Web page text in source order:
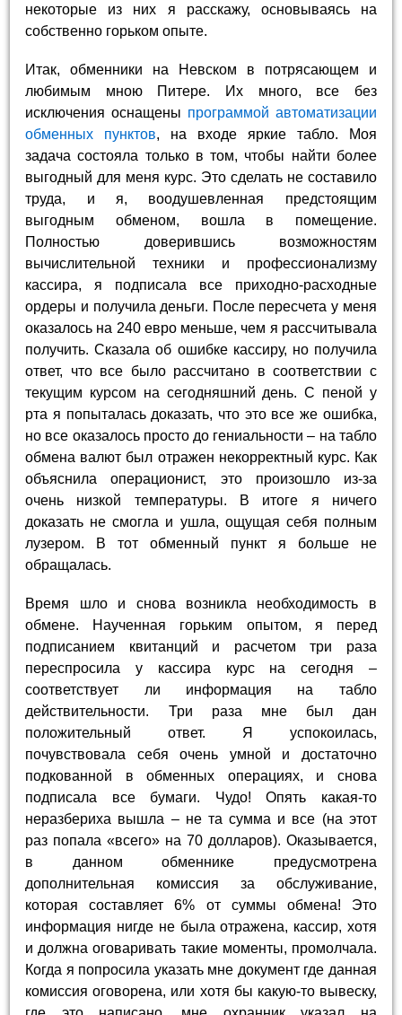
некоторые из них я расскажу, основываясь на
собственно горьком опыте.
Итак, обменники на Невском в потрясающем и
любимым мною Питере. Их много, все без
исключения оснащены программой автоматизации
обменных пунктов, на входе яркие табло. Моя
задача состояла только в том, чтобы найти более
выгодный для меня курс. Это сделать не составило
труда, и я, воодушевленная предстоящим
выгодным обменом, вошла в помещение.
Полностью доверившись возможностям
вычислительной техники и профессионализму
кассира, я подписала все приходно-расходные
ордеры и получила деньги. После пересчета у меня
оказалось на 240 евро меньше, чем я рассчитывала
получить. Сказала об ошибке кассиру, но получила
ответ, что все было рассчитано в соответствии с
текущим курсом на сегодняшний день. С пеной у
рта я попыталась доказать, что это все же ошибка,
но все оказалось просто до гениальности – на табло
обмена валют был отражен некорректный курс. Как
объяснила операционист, это произошло из-за
очень низкой температуры. В итоге я ничего
доказать не смогла и ушла, ощущая себя полным
лузером. В тот обменный пункт я больше не
обращалась.
Время шло и снова возникла необходимость в
обмене. Наученная горьким опытом, я перед
подписанием квитанций и расчетом три раза
переспросила у кассира курс на сегодня –
соответствует ли информация на табло
действительности. Три раза мне был дан
положительный ответ. Я успокоилась,
почувствовала себя очень умной и достаточно
подкованной в обменных операциях, и снова
подписала все бумаги. Чудо! Опять какая-то
неразбериха вышла – не та сумма и все (на этот
раз попала «всего» на 70 долларов). Оказывается,
в данном обменнике предусмотрена
дополнительная комиссия за обслуживание,
которая составляет 6% от суммы обмена! Это
информация нигде не была отражена, кассир, хотя
и должна оговаривать такие моменты, промолчала.
Когда я попросила указать мне документ где данная
комиссия оговорена, или хотя бы какую-то вывеску,